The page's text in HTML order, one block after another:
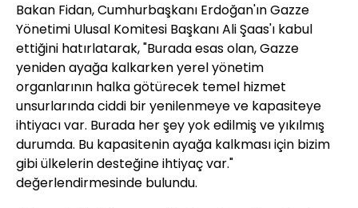
Bakan Fidan, Cumhurbaşkanı Erdoğan'ın Gazze
Yönetimi Ulusal Komitesi Başkanı Ali Şaas'ı kabul
ettiğini hatırlatarak, "Burada esas olan, Gazze
yeniden ayağa kalkarken yerel yönetim
organlarının halka götürecek temel hizmet
unsurlarında ciddi bir yenilenmeye ve kapasiteye
ihtiyacı var. Burada her şey yok edilmiş ve yıkılmış
durumda. Bu kapasitenin ayağa kalkması için bizim
gibi ülkelerin desteğine ihtiyaç var."
değerlendirmesinde bulundu.